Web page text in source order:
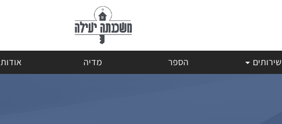
שירותים הספר מדיה אודות